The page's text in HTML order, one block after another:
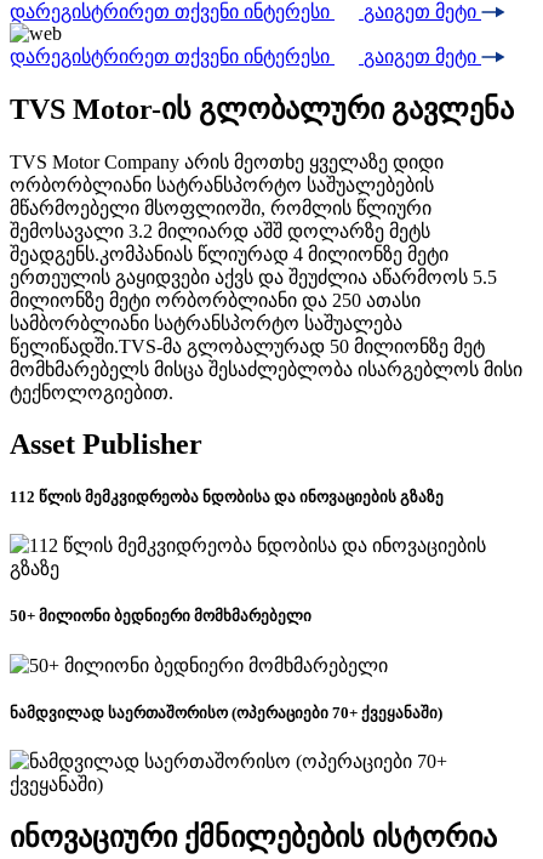
დარეგისტრირეთ თქვენი ინტერესი გაიგეთ მეტი
დარეგისტრირეთ თქვენი ინტერესი გაიგეთ მეტი
TVS Motor-ის გლობალური გავლენა
TVS Motor Company არის მეოთხე ყველაზე დიდი
ორბორბლიანი სატრანსპორტო საშუალებების
მწარმოებელი მსოფლიოში, რომლის წლიური
შემოსავალი 3.2 მილიარდ აშშ დოლარზე მეტს
შეადგენს.კომპანიას წლიურად 4 მილიონზე მეტი
ერთეულის გაყიდვები აქვს და შეუძლია აწარმოოს 5.5
მილიონზე მეტი ორბორბლიანი და 250 ათასი
სამბორბლიანი სატრანსპორტო საშუალება
წელიწადში.TVS-მა გლობალურად 50 მილიონზე მეტ
მომხმარებელს მისცა შესაძლებლობა ისარგებლოს მისი
ტექნოლოგიებით.
Asset Publisher
112 წლის მემკვიდრეობა ნდობისა და ინოვაციების გზაზე
50+ მილიონი ბედნიერი მომხმარებელი
ნამდვილად საერთაშორისო (ოპერაციები 70+ ქვეყანაში)
ინოვაციური ქმნილებების ისტორია